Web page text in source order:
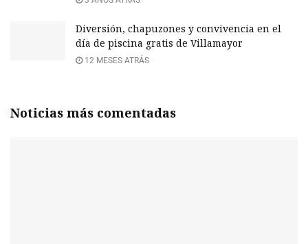
Diversión, chapuzones y convivencia en el
día de piscina gratis de Villamayor
12 MESES ATRÁS
Noticias más comentadas